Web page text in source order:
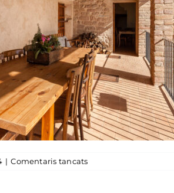
| Comentaris tancatsa Masia-de-Can-Pla_22